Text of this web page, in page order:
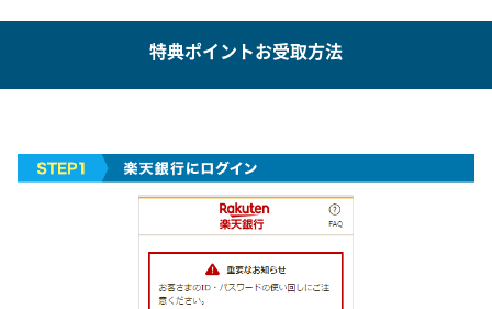
特典ポイントお受取方法